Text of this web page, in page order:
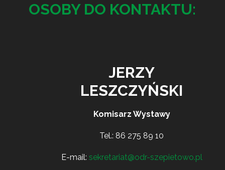
OSOBY DO KONTAKTU:
JERZY
LESZCZYŃSKI
Komisarz Wystawy
Tel.:86 275 89 10
E-mail: sekretariat@odr-szepietowo.pl